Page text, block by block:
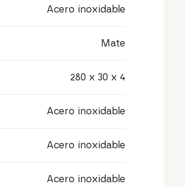
Acero inoxidable
Mate
280 x 30 x 4
Acero inoxidable
Acero inoxidable
Acero inoxidable